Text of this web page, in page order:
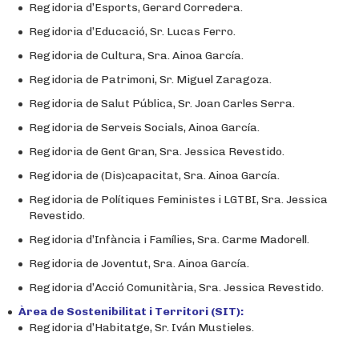
Regidoria d’Esports, Gerard Corredera.
Regidoria d’Educació, Sr. Lucas Ferro.
Regidoria de Cultura, Sra. Ainoa García.
Regidoria de Patrimoni, Sr. Miguel Zaragoza.
Regidoria de Salut Pública, Sr. Joan Carles Serra.
Regidoria de Serveis Socials, Ainoa García.
Regidoria de Gent Gran, Sra. Jessica Revestido.
Regidoria de (Dis)capacitat, Sra. Ainoa García.
Regidoria de Polítiques Feministes i LGTBI, Sra. Jessica
Revestido.
Regidoria d’Infància i Famílies, Sra. Carme Madorell.
Regidoria de Joventut, Sra. Ainoa García.
Regidoria d’Acció Comunitària, Sra. Jessica Revestido.
Àrea de Sostenibilitat i Territori (SIT):
Regidoria d’Habitatge, Sr. Iván Mustieles.